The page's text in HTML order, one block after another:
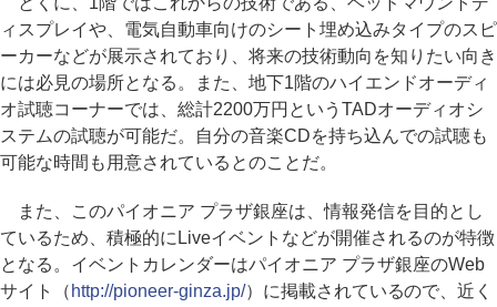
ィスプレイや、電気自動車向けのシート埋め込みタイプのスピ
ーカーなどが展示されており、将来の技術動向を知りたい向き
には必見の場所となる。また、地下1階のハイエンドオーディ
オ試聴コーナーでは、総計2200万円というTADオーディオシ
ステムの試聴が可能だ。自分の音楽CDを持ち込んでの試聴も
可能な時間も用意されているとのことだ。
また、このパイオニア プラザ銀座は、情報発信を目的とし
ているため、積極的にLiveイベントなどが開催されるのが特徴
となる。イベントカレンダーはパイオニア プラザ銀座のWeb
サイト（ http://pioneer-ginza.jp/）に掲載されているので、近く